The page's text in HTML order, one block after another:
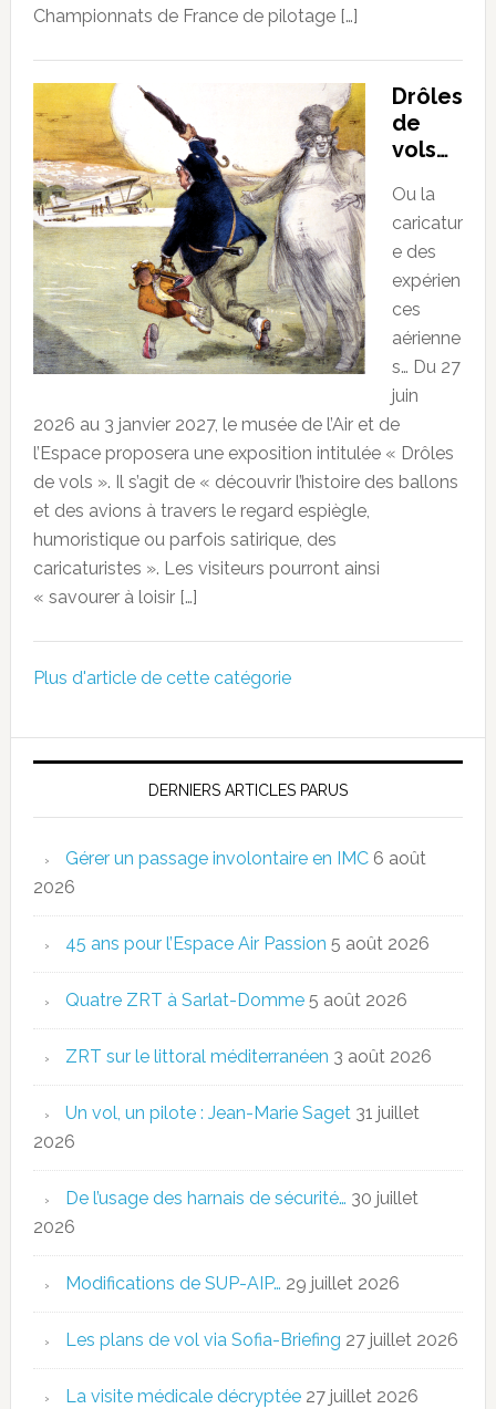
Championnats de France de pilotage […]
Drôles
de
vols…
Ou la
caricatur
e des
expérien
ces
aérienne
s… Du 27
juin
2026 au 3 janvier 2027, le musée de l’Air et de
l’Espace proposera une exposition intitulée « Drôles
de vols ». Il s’agit de « découvrir l’histoire des ballons
et des avions à travers le regard espiègle,
humoristique ou parfois satirique, des
caricaturistes ». Les visiteurs pourront ainsi
« savourer à loisir […]
Plus d'article de cette catégorie
DERNIERS ARTICLES PARUS
Gérer un passage involontaire en IMC 6 août
2026
45 ans pour l’Espace Air Passion 5 août 2026
Quatre ZRT à Sarlat-Domme 5 août 2026
ZRT sur le littoral méditerranéen 3 août 2026
Un vol, un pilote : Jean-Marie Saget 31 juillet
2026
De l’usage des harnais de sécurité… 30 juillet
2026
Modifications de SUP-AIP… 29 juillet 2026
Les plans de vol via Sofia-Briefing 27 juillet 2026
La visite médicale décryptée 27 juillet 2026